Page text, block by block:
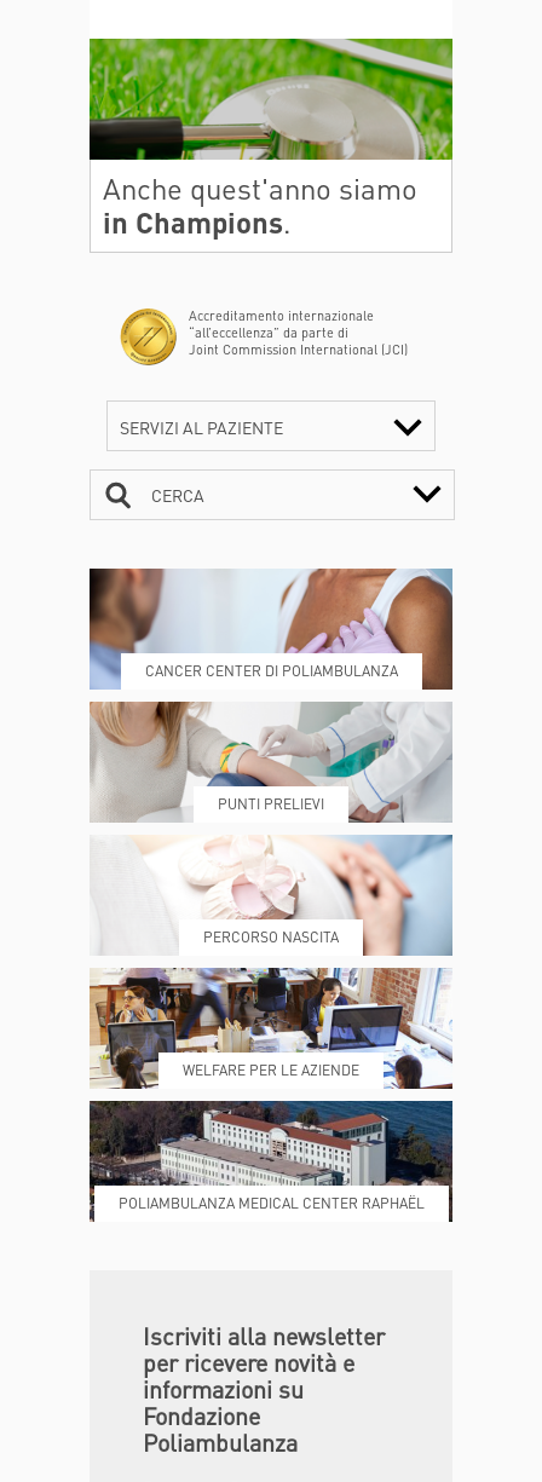
Anche quest'anno siamo
in Champions.
Accreditamento internazionale
“all’eccellenza” da parte di
Joint Commission International (JCI)
SERVIZI AL PAZIENTE
DOVE SIAMO ESAMI E VISITE
PRENOTA MY POLI
REFERTI REPARTI
DONA ORA MAGAZINE
CERCA
CANCER CENTER DI POLIAMBULANZA
PUNTI PRELIEVI
PERCORSO NASCITA
WELFARE PER LE AZIENDE
POLIAMBULANZA MEDICAL CENTER RAPHAËL
Iscriviti alla newsletter
per ricevere novità e
informazioni su
Fondazione
Poliambulanza